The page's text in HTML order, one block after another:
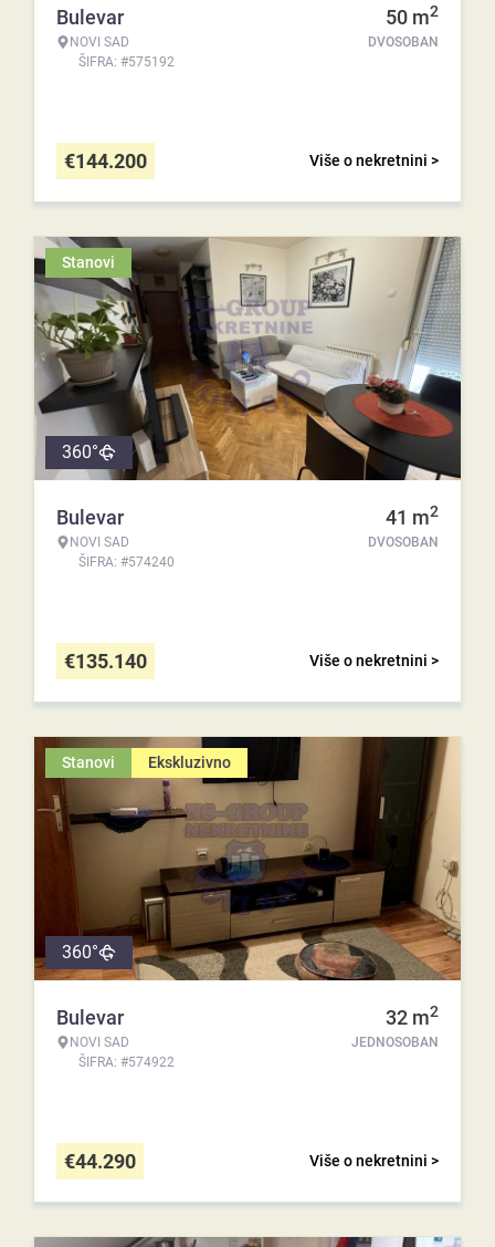
Bulevar
NOVI SAD
ŠIFRA: #575192
50 m2
DVOSOBAN
Više o nekretnini >
€144.200
Stanovi
360°
Bulevar
NOVI SAD
ŠIFRA: #574240
41 m2
DVOSOBAN
Više o nekretnini >
€135.140
Stanovi Ekskluzivno
360°
Bulevar
NOVI SAD
ŠIFRA: #574922
32 m2
JEDNOSOBAN
Više o nekretnini >
€44.290